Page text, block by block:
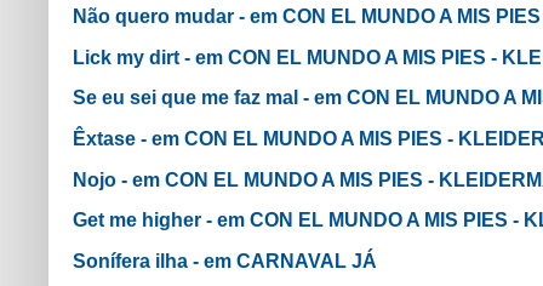
Não quero mudar - em CON EL MUNDO A MIS
Lick my dirt - em CON EL MUNDO A MIS PIES -
Se eu sei que me faz mal - em CON EL MUNDO A
Êxtase - em CON EL MUNDO A MIS PIES -
Nojo - em CON EL MUNDO A MIS PIES -
Get me higher - em CON EL MUNDO A MIS PIES -
Sonífera ilha - em CARNAVAL JÁ